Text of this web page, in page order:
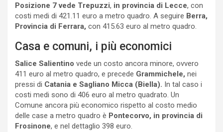
Posizione 7 vede Trepuzzi, in provincia di Lecce, con
costi medi di 421.11 euro a metro quadro. A seguire Berra,
Provincia di Ferrara, con 415.63 euro al metro quadro.
Casa e comuni, i più economici
Salice Salientino vede un costo ancora minore, ovvero
411 euro al metro quadro, e precede Grammichele, nei
pressi di Catania e Sagliano Micca (Biella). In tal caso i
costi medi sono di 406 euro al metro quadrato. Un
Comune ancora più economico rispetto al costo medio
delle case a metro quadro è Pontecorvo, in provincia di
Frosinone, e nel dettaglio 398 euro.